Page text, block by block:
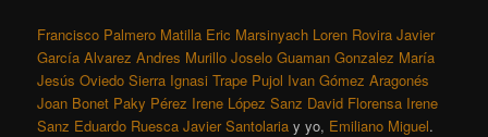
Francisco Palmero Matilla Eric Marsinyach Loren Rovira Javier
García Alvarez Andres Murillo Joselo Guaman Gonzalez María
Jesús Oviedo Sierra Ignasi Trape Pujol Ivan Gómez Aragonés
Joan Bonet Paky Pérez Irene López Sanz David Florensa Irene
Sanz Eduardo Ruesca Javier Santolaria y yo, Emiliano Miguel.